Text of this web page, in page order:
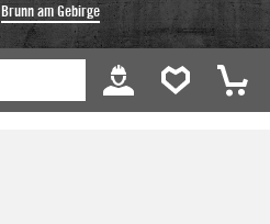
Brunn am Gebirge